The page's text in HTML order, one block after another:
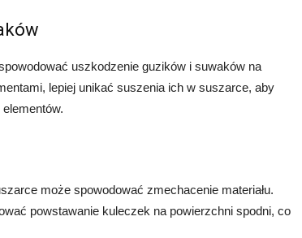
uszkodzenie guzików i suwaków na
lepiej unikać suszenia ich w suszarce, aby
może spowodować zmechacenie materiału.
powstawanie kuleczek na powierzchni spodni, co